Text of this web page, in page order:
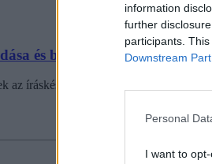
information
further
participants.
Downstream
Personal
I want to
és baráti tanács online
az íráskészség feladatrészre, amiben